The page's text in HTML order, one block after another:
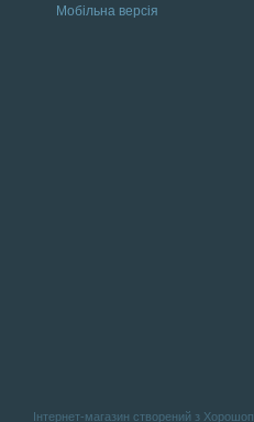
Мобільна версія
Інтернет-магазин створений з Хорошоп